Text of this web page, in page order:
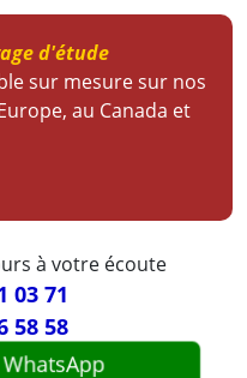
d'étude
sur mesure sur nos
au Canada et
à votre écoute
03 71
58 58